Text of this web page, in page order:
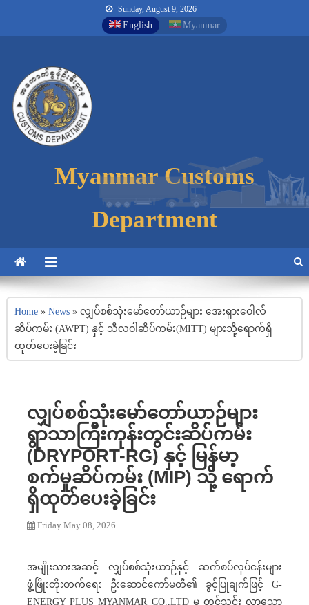
Sunday, August 9, 2026
English Myanmar
Myanmar Customs
Department
Home» News» လျှပ်စစ်သုံးမော်တော်ယာဉ်များ အေးရှားဝေါလ်
ဆိပ်ကမ်း (AWPT) နှင့် သီလဝါဆိပ်ကမ်း(MITT) များသို့ရောက်ရှိ
ထုတ်ပေးခဲ့ခြင်း
လျှပ်စစ်သုံးမော်တော်ယာဉ်များ
ရွာသာကြီးကုန်းတွင်းဆိပ်ကမ်း‌
(DRYPORT-RG) နှင့် မြန်မာ့
စက်မှုဆိပ်ကမ်း (MIP) သို့ ရောက်
ရှိထုတ်ပေးခဲ့ခြင်း
Friday May 08, 2026
အမျိုးသားအဆင့် လျှပ်စစ်သုံးယာဉ်နှင့် ဆက်စပ်လုပ်ငန်းများ
ဖွံ့ဖြိုးတိုးတက်ရေး ဦးဆောင်ကော်မတီ၏ ခွင့်ပြုချက်ဖြင့် G-
ENERGY PLUS MYANMAR CO.,LTD မှ တင်သွင်း လာသော